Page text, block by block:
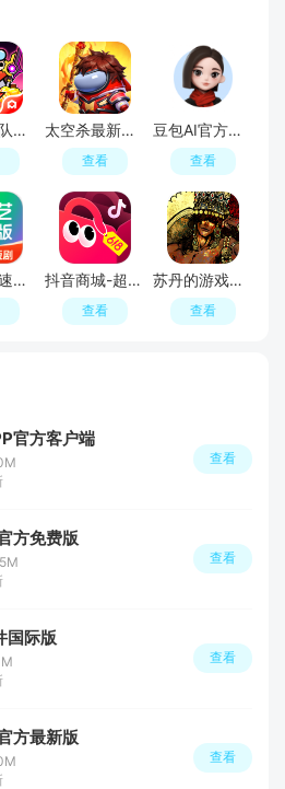
弹壳特攻队官服 太空杀最新版本
查看
豆包AI官方最新版
查看
爱奇艺极速版官方免费最新版 抖音商城-超值好物省心购
查看
苏丹的游戏中文版(Sultans Game)
查看
官方客户端
查看
方免费版
查看
国际版
查看
方最新版
查看